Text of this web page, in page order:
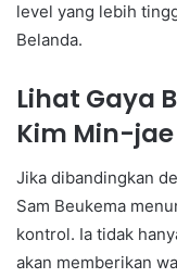
level yang lebih
Belanda.
Lihat Gaya
Kim Min-jae
Jika dibandingkan
Sam Beukema
kontrol. Ia tidak
akan memberikan